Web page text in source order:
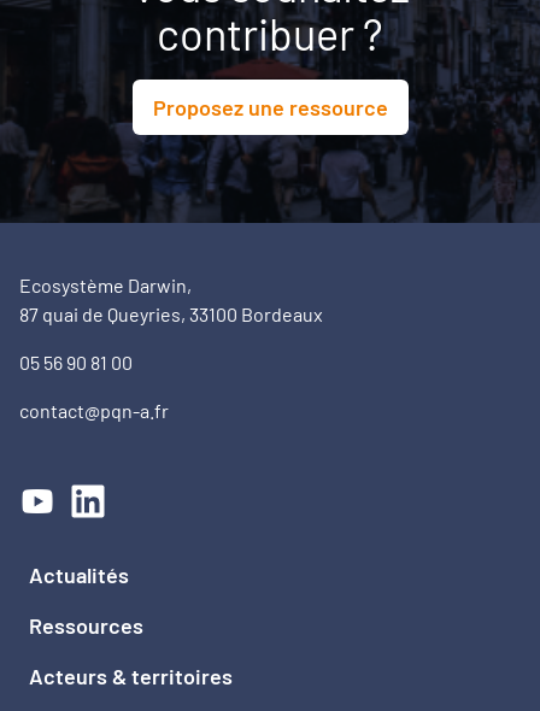
contribuer ?
Proposez une ressource
Ecosystème Darwin,
87 quai de Queyries, 33100 Bordeaux
05 56 90 81 00
contact@pqn-a.fr
Actualités
Ressources
Acteurs & territoires